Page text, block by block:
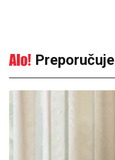
Preporučuje